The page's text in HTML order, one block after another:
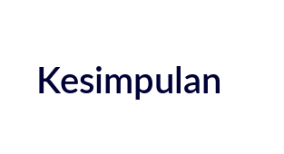
Kesimpulan